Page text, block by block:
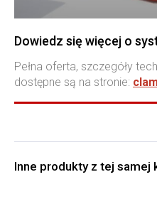
Dowiedz się więcej o
Pełna oferta, szczegóły
dostępne są na stronie:
Inne produkty z tej samej